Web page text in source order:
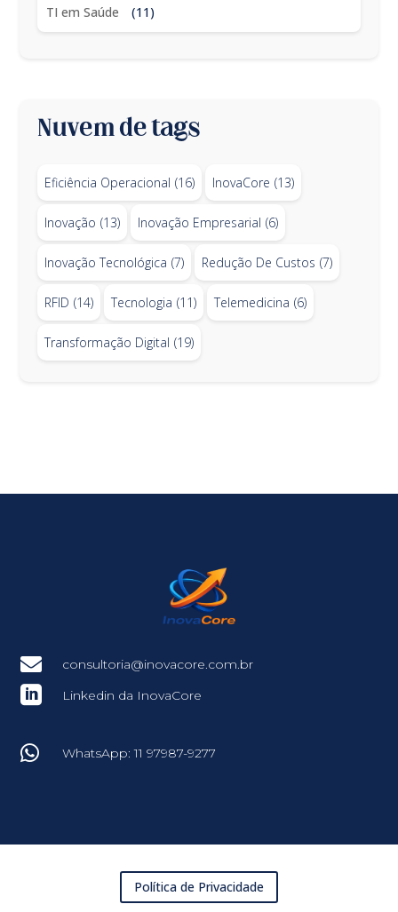
TI em Saúde (11)
Nuvem de tags
Eficiência Operacional (16) InovaCore (13)
Inovação (13) Inovação Empresarial (6)
Inovação Tecnológica (7) Redução De Custos (7)
RFID (14) Tecnologia (11) Telemedicina (6)
Transformação Digital (19)
 consultoria@inovacore.com.br
 Linkedin da InovaCore
 WhatsApp: 11 97987-9277
Política de Privacidade